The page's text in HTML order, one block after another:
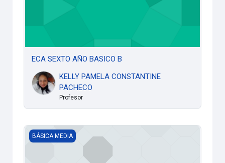
ECA SEXTO AÑO BASICO B
KELLY PAMELA CONSTANTINE
PACHECO
Profesor
ECA SEXTO AÑO BASICO A
BÁSICA MEDIA